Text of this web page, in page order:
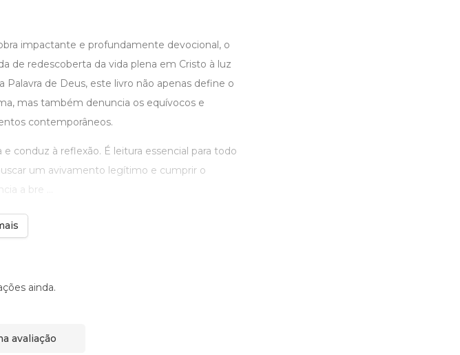
impactante e profundamente devocional, o
de redescoberta da vida plena em Cristo à luz
Palavra de Deus, este livro não apenas define o
mas também denuncia os equívocos e
contemporâneos.
conduz à reflexão. É leitura essencial para todo
um avivamento legítimo e cumprir o
a bre ...
ainda.
avaliação